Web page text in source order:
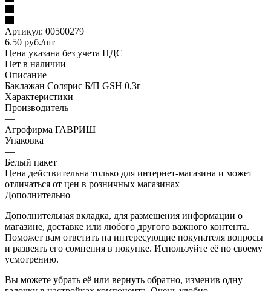
Артикул: 00500279
6.50 руб./шт
Цена указана без учета НДС
Нет в наличии
Описание
Баклажан Солярис Б/П GSH 0,3г
Характеристики
Производитель
—
Агрофирма ГАВРИШ
Упаковка
—
Белый пакет
Цена действительна только для интернет-магазина и может
отличаться от цен в розничных магазинах
Дополнительно
Дополнительная вкладка, для размещения информации о
магазине, доставке или любого другого важного контента.
Поможет вам ответить на интересующие покупателя вопросы
и развеять его сомнения в покупке. Используйте её по своему
усмотрению.
Вы можете убрать её или вернуть обратно, изменив одну